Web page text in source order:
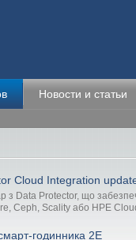
Новости и статьи
Cloud Integration
з Data Protector, що
Ceph, Scality або HPE
годинника 2E